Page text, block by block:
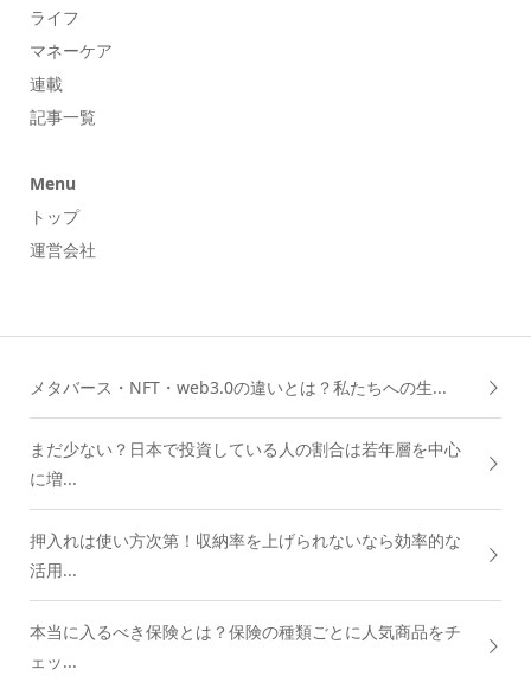
ライフ
マネーケア
連載
記事一覧
Menu
トップ
運営会社
メタバース・NFT・web3.0の違いとは？私たちへの生...
まだ少ない？日本で投資している人の割合は若年層を中心
に増...
押入れは使い方次第！収納率を上げられないなら効率的な
活用...
本当に入るべき保険とは？保険の種類ごとに人気商品をチ
ェッ...